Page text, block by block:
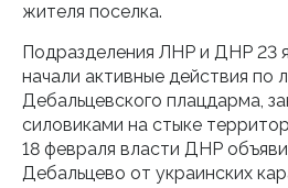
жителя поселка.
Подразделения ЛНР и ДНР 23
начали активные действия по
Дебальцевского плацдарма,
силовиками на стыке
18 февраля власти ДНР
Дебальцево от украинских